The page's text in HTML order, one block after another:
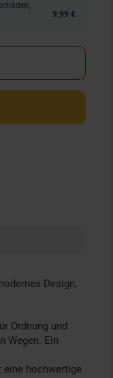
9,99 €
Design,
Ordnung und
Wegen. Ein
eine hochwertige